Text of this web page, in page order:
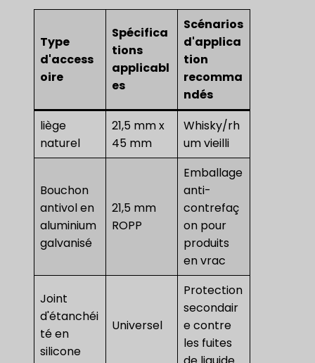
Type
d'access
oire
Spécifica
tions
applicabl
es
Scénarios
d'applica
tion
recomma
ndés
liège
naturel
21,5 mm x
45 mm
Whisky/rh
um vieilli
Bouchon
antivol en
aluminium
galvanisé
21,5 mm
ROPP
Emballage
anti-
contrefaç
on pour
produits
en vrac
Joint
d'étanchéi
té en
silicone
Universel
Protection
secondair
e contre
les fuites